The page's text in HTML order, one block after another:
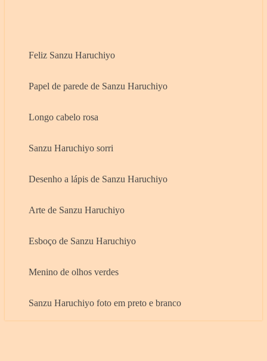
Feliz Sanzu Haruchiyo
Papel de parede de Sanzu Haruchiyo
Longo cabelo rosa
Sanzu Haruchiyo sorri
Desenho a lápis de Sanzu Haruchiyo
Arte de Sanzu Haruchiyo
Esboço de Sanzu Haruchiyo
Menino de olhos verdes
Sanzu Haruchiyo foto em preto e branco